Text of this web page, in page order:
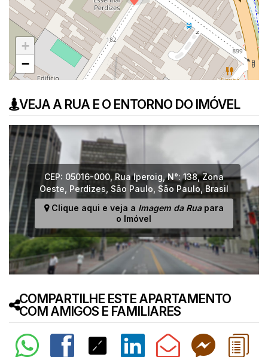
+
−
VEJA A RUA E O ENTORNO DO IMÓVEL
CEP: 05016-000,Rua Iperoig ,N°:138,Zona
Oeste Perdizes São Paulo São Paulo Brasil
Clique aqui e veja a Imagem da Ruapara
o Imóvel
COMPARTILHE ESTE APARTAMENTO
COM AMIGOS E FAMILIARES